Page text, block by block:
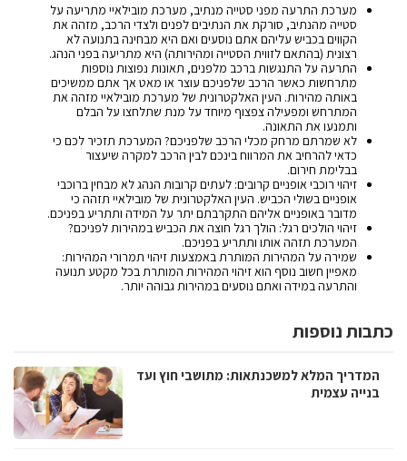
מערכת התרעה מפני סטייה מנתיב, מערכת מובילאיי מתריעה על
סטייה מהנתיב, סורקת את הנתיבים לפנים ולצדי הרכב, מזהה את
הקווים בכביש עליהם אתם נוסעים ואם היא מבחינה בתנועה לא
רצונית (בהתאם לזווית הסטייה ומהירותה) היא מתריעה בפני הנהג.
התרעה על התנגשות ברכב מלפנים, תאונות נפוצות נוספות
מתרחשות כאשר הרכב שלפניכם עוצר או מאט אך אתם ממשיכים
באותה מהירות. העין האלקטרונית של מערכת מובילאיי מזהה את
המתרחש ומפעילה צפצוף מיוחד על מנת שתלחצו על הבלם
ותמנעו את התאונה.
לא שמרתם מרחק מכלי הרכב שלפניכם? המערכת תזכיר לכם כי
כדאי להרחיב את המרווח בינכם לבין הרכב למקרה שיעצור
בבלימת חירום.
זיהוי רוכבי אופניים קרובים: לעתים קרובות הנהג לא מבחין ברוכבי
אופניים בשולי הכביש. העין האלקטרונית של מובילאיי תזהה כי
מדובר באופניים אליהם התקרבתם יתר על המידה ותתריע בפניכם.
זיהוי הולכים רגל: הולך רגל חוצה את הכביש במהירות לפניכם?
המערכת תזהה אותו ותתריע בפניכם.
שמירה על המהירות המותרת באמצעות זיהוי תמרורי המהירות:
מאפיין חשוב נוסף הוא זיהוי המהירות המותרת בכל מקטע תנועה
והתרעה במידה ואתם נוסעים במהירות גבוהה יותר.
כתבות נוספות
המדריך המלא למשכנתאות: מתושבי חוץ ועד
בנייה עצמית